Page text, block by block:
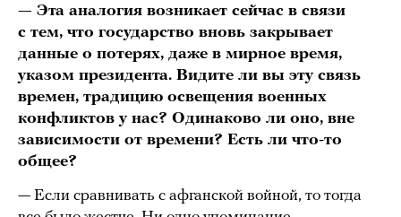
— Эта аналогия возникает сейчас в связи
с тем, что государство вновь закрывает
данные о потерях, даже в мирное время,
указом президента. Видите ли вы эту связь
времен, традицию освещения военных
конфликтов у нас? Одинаково ли оно, вне
зависимости от времени? Есть ли что-то
общее?
— Если сравнивать с афганской войной, то тогда